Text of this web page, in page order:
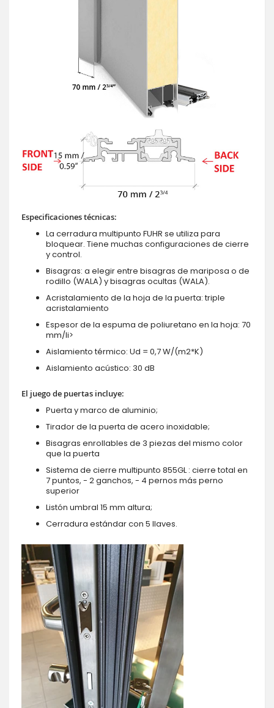
Especificaciones técnicas:
La cerradura multipunto FUHR se utiliza para
bloquear. Tiene muchas configuraciones de cierre
y control.
Bisagras: a elegir entre bisagras de mariposa o de
rodillo (WALA) y bisagras ocultas (WALA).
Acristalamiento de la hoja de la puerta: triple
acristalamiento
Espesor de la espuma de poliuretano en la hoja: 70
mm/li>
Aislamiento térmico: Ud = 0,7 W/(m2*K)
Aislamiento acústico: 30 dB
El juego de puertas incluye:
Puerta y marco de aluminio;
Tirador de la puerta de acero inoxidable;
Bisagras enrollables de 3 piezas del mismo color
que la puerta
Sistema de cierre multipunto 855GL : cierre total en
7 puntos, - 2 ganchos, - 4 pernos más perno
superior
Listón umbral 15 mm altura;
Cerradura estándar con 5 llaves.